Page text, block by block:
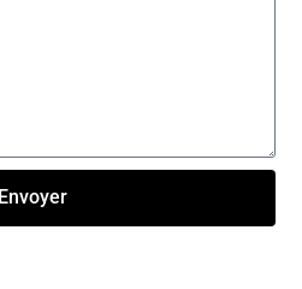
Envoyer